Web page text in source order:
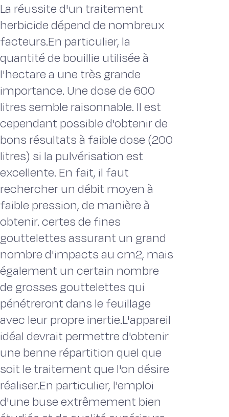
La réussite d'un traitement
herbicide dépend de nombreux
facteurs.En particulier, la
quantité de bouillie utilisée à
l'hectare a une très grande
importance. Une dose de 600
litres semble raisonnable. Il est
cependant possible d'obtenir de
bons résultats à faible dose (200
litres) si la pulvérisation est
excellente. En fait, il faut
rechercher un débit moyen à
faible pression, de manière à
obtenir. certes de fines
gouttelettes assurant un grand
nombre d'impacts au cm2, mais
également un certain nombre
de grosses gouttelettes qui
pénétreront dans le feuillage
avec leur propre inertie.L'appareil
idéal devrait permettre d'obtenir
une benne répartition quel que
soit le traitement que l'on désire
réaliser.En particulier, l'emploi
d'une buse extrêmement bien